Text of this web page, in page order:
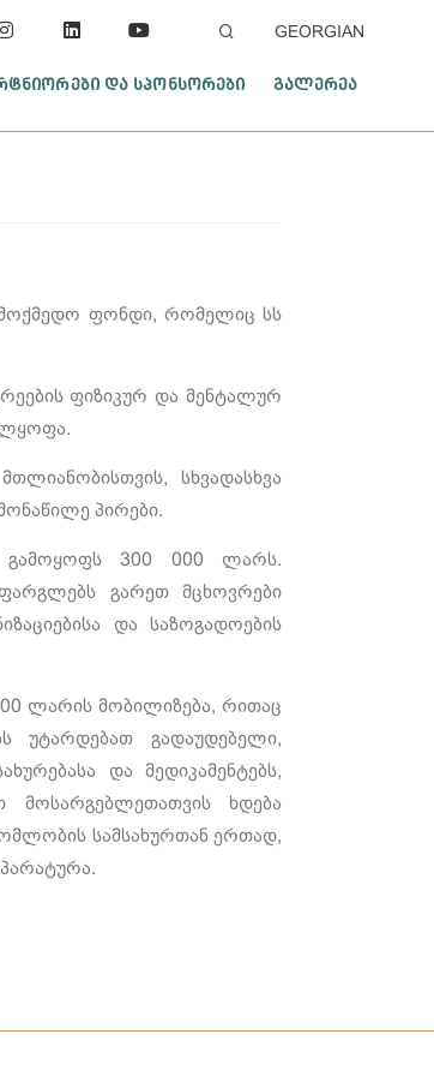
GEORGIAN
ᲓᲐ ᲡᲞᲝᲜᲡᲝᲠᲔᲑᲘ ᲒᲐᲚᲔᲠᲔᲐ
ფონდი, რომელიც სს
ფიზიკურ და მენტალურ
სხვადასხვა
პირები.
გამოყოფს 300 000 ლარს.
გარეთ მცხოვრები
და საზოგადოების
ლარის მობილიზება, რითაც
უტარდებათ გადაუდებელი,
და მედიკამენტებს,
მოსარგებლეთათვის ხდება
სამსახურთან ერთად,